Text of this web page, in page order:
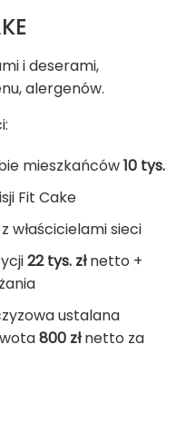
i deserami,
alergenów.
mieszkańców10 tys.
Fit Cake
właścicielami sieci
22 tys. złnetto +
ustalana
800 złnetto za